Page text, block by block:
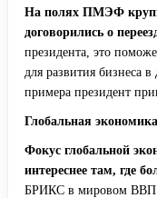
На полях ПМЭФ
договорились о
президента, это
для развития бизнеса
примера президент
Глобальная экономика
Фокус глобальной
интереснее там, где
БРИКС в мировом ВВП